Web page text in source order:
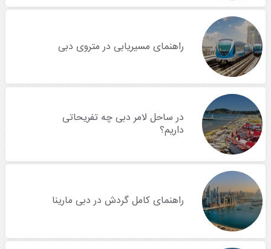
راهنمای مسیریابی در متروی دبی
در ساحل لامر دبی چه تفریحاتی
داریم؟
راهنمای کامل گردش در دبی مارینا